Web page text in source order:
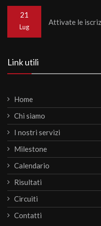
21
Lug
Attivate le
Link utili
Home
Chi siamo
I nostri servizi
Milestone
Calendario
Risultati
Circuiti
Contatti